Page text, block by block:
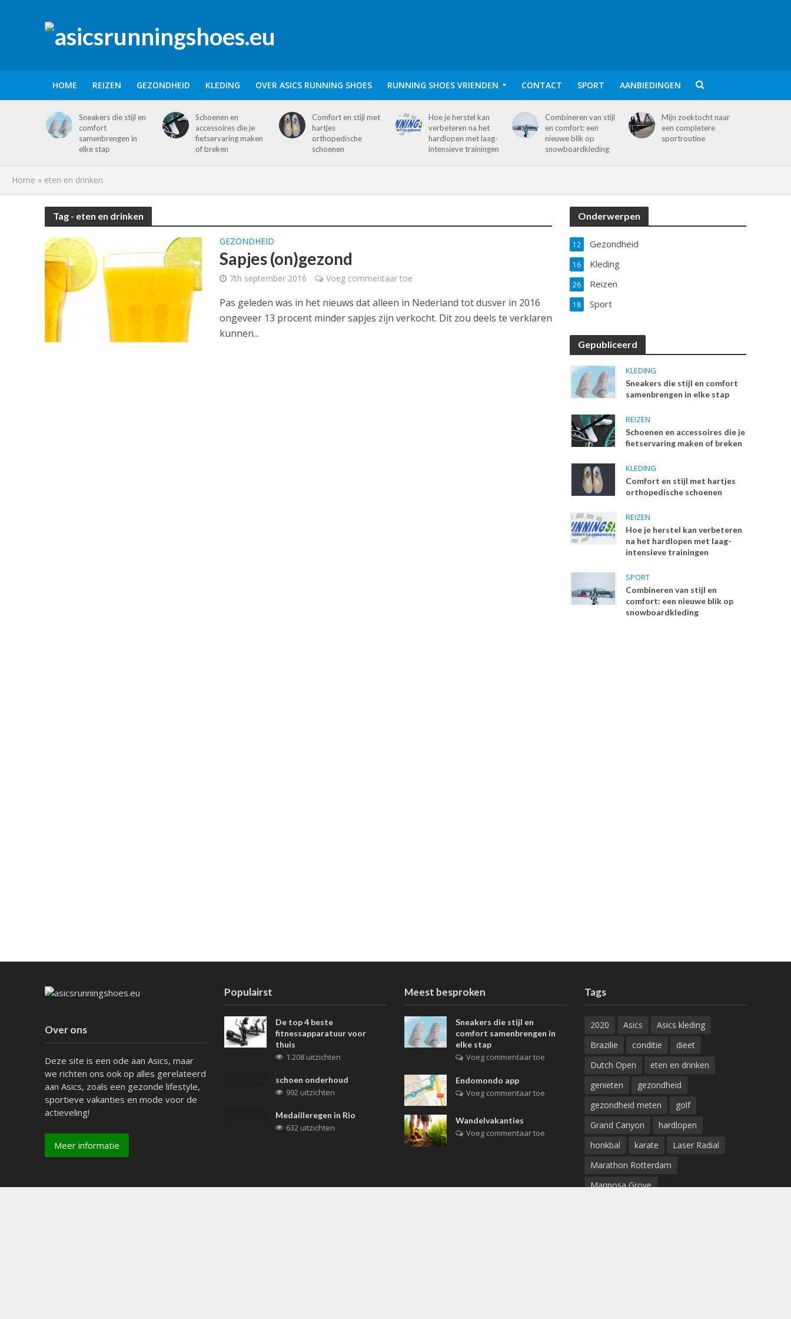
HOME REIZEN GEZONDHEID KLEDING OVER ASICS RUNNING SHOES RUNNING SHOES VRIENDEN CONTACT SPORT AANBIEDINGEN
Sneakers die stijl en
comfort
samenbrengen in
elke stap
Schoenen en
accessoires die je
fietservaring maken
of breken
Comfort en stijl met
hartjes
orthopedische
schoenen
Hoe je herstel kan
verbeteren na het
hardlopen met laag-
intensieve trainingen
Combineren van stijl
en comfort: een
nieuwe blik op
snowboardkleding
Mijn zoektocht naar
een completere
sportroutine
Home » eten en drinken
Tag - eten en drinken
GEZONDHEID
Sapjes (on)gezond
7th september 2016 Voeg commentaar toe
Pas geleden was in het nieuws dat alleen in Nederland tot dusver in 2016
ongeveer 13 procent minder sapjes zijn verkocht. Dit zou deels te verklaren
kunnen...
Onderwerpen
Gezondheid
12
Kleding
16
Reizen
26
Sport
18
Gepubliceerd
KLEDING
Sneakers die stijl en comfort
samenbrengen in elke stap
REIZEN
Schoenen en accessoires die je
fietservaring maken of breken
KLEDING
Comfort en stijl met hartjes
orthopedische schoenen
REIZEN
Hoe je herstel kan verbeteren
na het hardlopen met laag-
intensieve trainingen
SPORT
Combineren van stijl en
comfort: een nieuwe blik op
snowboardkleding
Over ons
Deze site is een ode aan Asics, maar
we richten ons ook op alles gerelateerd
aan Asics, zoals een gezonde lifestyle,
sportieve vakanties en mode voor de
actieveling!
Meer informatie
Populairst
De top 4 beste
fitnessapparatuur voor
thuis
1.208 uitzichten
schoen onderhoud
992 uitzichten
Medailleregen in Rio
632 uitzichten
Meest besproken
Sneakers die stijl en
comfort samenbrengen in
elke stap
Voeg commentaar toe
Endomondo app
Voeg commentaar toe
Wandelvakanties
Voeg commentaar toe
Tags
2020 Asics
Asics kleding
Brazilie
conditie
dieet
Dutch Open
eten en drinken
genieten
gezondheid
gezondheid meten
golf
Grand Canyon
hardlopen
honkbal
karate
Laser Radial
Marathon Rotterdam
Mariposa Grove